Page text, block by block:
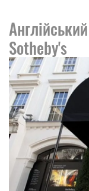
Sotheby's